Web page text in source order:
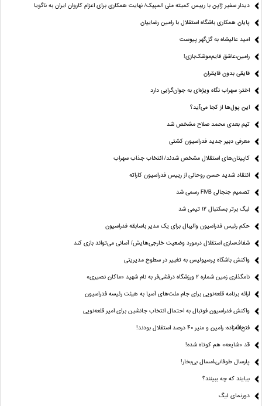
دیدار سفیر ژاپن با رییس کمیته ملی المپیک/ نهایت همکاری برای اعزام کاروان ایران به ناگویا
پایان همکاری باشگاه استقلال با رامین رضاییان
امید عالیشاه به گل‌گهر پیوست
رامین،عاشق قایم‌موشک‌بازی!
قایقی بدون قایقران
اختر: سهراب نگاه ویژه‌ای به جوان‌گرایی دارد
این پول‌ها از کجا می‌آید؟
تیم بعدی محمد صلاح مشخص شد
معرفی دبیر جدید فدراسیون کشتی
کاپیتان‌های استقلال مشخص شدند/ انتخاب جذاب سهراب
انتقاد شدید حسن روحانی از رییس فدراسیون کاراته
تصمیم جنجالی FIVB رسمی شد
لیگ برتر بسکتبال ۱۲ تیمی شد
حکم رئیس فدراسیون والیبال برای یک مدیر باسابقه فدراسیون
شفاف‌سازی استقلال درمورد وضعیت خارجی‌هایش/ آسانی می‌تواند بازی کند
واکنش باشگاه پرسپولیس به تغییر در سطوح مدیریتی
نامگذاری زمین شماره ۲ ورزشگاه درفشی‌فر به نام شهید «ماکان نصیری»
ارائه برنامه‌ قلعه‌نویی برای جام ملت‌های آسیا به هیئت رئیسه فدراسیون
واکنش فدراسیون فوتبال به احتمال انتخاب جانشین برای امیر قلعه‌نویی
فتح‌الله‌زاده: رامین و منیر 40 درصد استقلال بودند!
قد «شایعه» هم کوتاه شده!
پارسال طوفانی،امسال بی‌بخار!
بیایند که چه ببینند؟
دورنمای لیگ